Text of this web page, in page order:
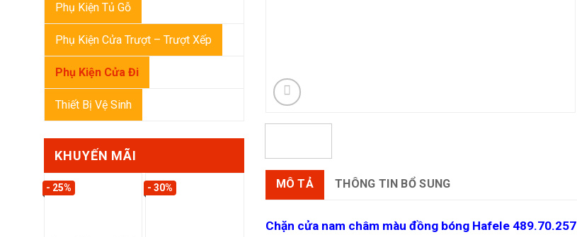
Phụ Kiện Tủ Gỗ
Phụ Kiện Cửa Trượt – Trượt Xếp
Phụ Kiện Cửa Đi
Thiết Bị Vệ Sinh
KHUYẾN MÃI
- 25% - 30% MÔ TẢ THÔNG TIN BỔ SUNG
Chặn cửa nam châm màu đồng bóng Hafele 489.70.257